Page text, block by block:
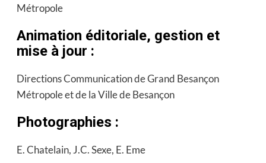
Métropole
Animation éditoriale, gestion et
mise à jour :
Directions Communication de Grand Besançon
Métropole et de la Ville de Besançon
Photographies :
E. Chatelain, J.C. Sexe, E. Eme